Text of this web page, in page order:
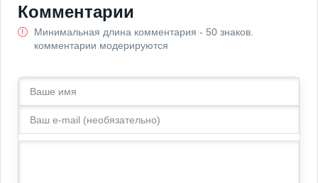
Комментарии
Минимальная длина комментария - 50 знаков.
комментарии модерируются